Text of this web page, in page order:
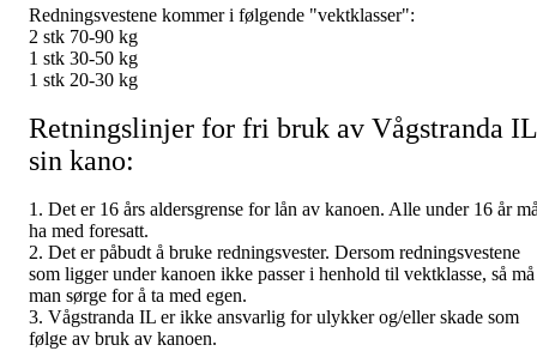
Redningsvestene kommer i følgende "vektklasser":
2 stk 70-90 kg
1 stk 30-50 kg
1 stk 20-30 kg
Retningslinjer for fri bruk av Vågstranda IL
sin kano:
1. Det er 16 års aldersgrense for lån av kanoen. Alle under 16 år
ha med foresatt.
2. Det er påbudt å bruke redningsvester. Dersom redningsvestene
som ligger under kanoen ikke passer i henhold til vektklasse, så må
man sørge for å ta med egen.
3. Vågstranda IL er ikke ansvarlig for ulykker og/eller skade som
følge av bruk av kanoen.